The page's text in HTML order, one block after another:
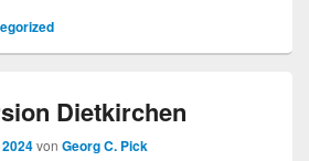
Dietkirchen
von Georg C. Pick